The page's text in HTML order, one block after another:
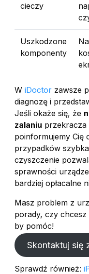
cieczy
Uszkodzone
komponenty
W iDoctor zawsze
diagnozę i
Jeśli okaże się, że
zalaniu przekracza
poinformujemy Cię
przypadków
czyszczenie
sprawności
bardziej opłacalne
Masz problem z
porady, czy
by pomóc!
Skontaktuj się
Sprawdź również: